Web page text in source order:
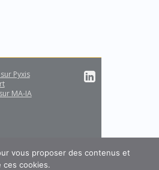
Pyxis
MA-IA
vous proposer des contenus et
ces cookies.